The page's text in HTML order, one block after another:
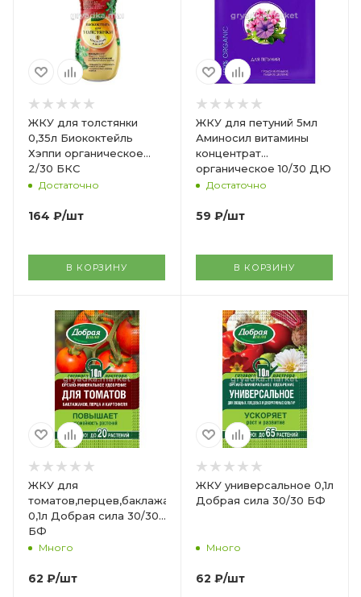
ЖКУ для толстянки
0,35л Биококтейль
Хэппи органическое
2/30 БКС
Достаточно
164 ₽/шт
В КОРЗИНУ
ЖКУ для петуний 5мл
Аминосил витамины
концентрат
органическое 10/30 ДЮ
Достаточно
59 ₽/шт
В КОРЗИНУ
ЖКУ для
томатов,перцев,баклажанов
0,1л Добрая сила 30/30
БФ
Много
62 ₽/шт
ЖКУ универсальное 0,1л
Добрая сила 30/30 БФ
Много
62 ₽/шт